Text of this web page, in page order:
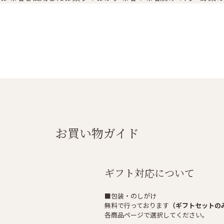
お買い物ガイド
ギフト対応について
■包装・のしがけ
無料で行っております （ギフトセットの
各商品ページで選択してください。